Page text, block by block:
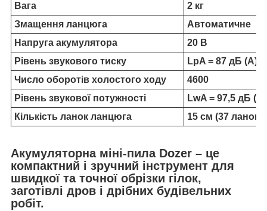
Вага
2 кг
Змащення ланцюга
Автоматичне
Напруга акумулятора
20 B
Рівень звукового тиску
LpA = 87 дБ (А)
Число оборотів холостого ходу
4600
Рівень звукової потужності
LwA = 97,5 дБ (А)
Кількість ланок ланцюга
15 см (37 ланок)
Акумуляторна міні-пила Dozer – це
компактний і зручний інструмент для
швидкої та точної обрізки гілок,
заготівлі дров і дрібних будівельних
робіт.